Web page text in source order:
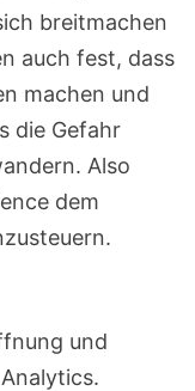
breitmachen
auch fest, dass
machen und
die Gefahr
Also
dem
und